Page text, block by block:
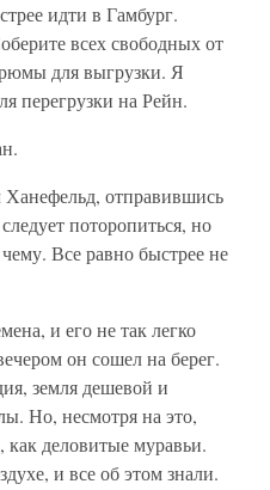
идти в Гамбург.
всех свободных от
для выгрузки. Я
перегрузки на Рейн.
отправившись
поторопиться, но
Все равно быстрее не
и его не так легко
он сошел на берег.
земля дешевой и
Но, несмотря на это,
деловитые муравьи.
и все об этом знали.